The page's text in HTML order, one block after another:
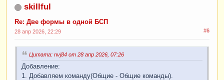
skillful
Re: Две формы в одной БСП
#6
28 апр 2026, 22:29
Цитата: nvj84 от 28 апр 2026, 07:26
Добавление:
1. Добавляем команду(Общие - Общие команды).